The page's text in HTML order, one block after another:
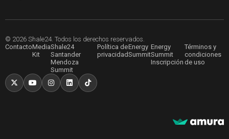
© 2026 Shale24. Todos los derechos reservados.
ContactoMedia
Kit
Shale24
Santander
Mendoza
Summit
Política de
privacidad
Energy
Summit
Energy
Summit
Inscripción
Términos y
condiciones
de uso